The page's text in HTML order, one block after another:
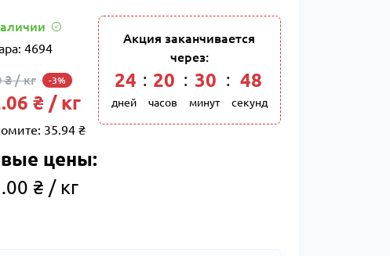
4694
₴ / кг -3%
₴ / кг
35.94 ₴
цены:
₴ / кг
Акция заканчивается
через:
24
дней
: 20
часов
: 30
минут
: 47
секунд